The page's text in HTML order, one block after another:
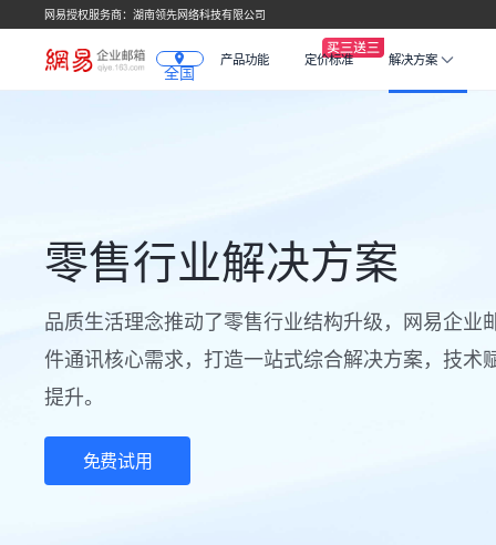
网易授权服务商：湖南领先网络科技有限公司
全国
产品功能 定价标准 解决方案
零售行业解决方案
品质生活理念推动了零售行业结构升级，网易企业
件通讯核心需求，打造一站式综合解决方案，技术
提升。
免费试用